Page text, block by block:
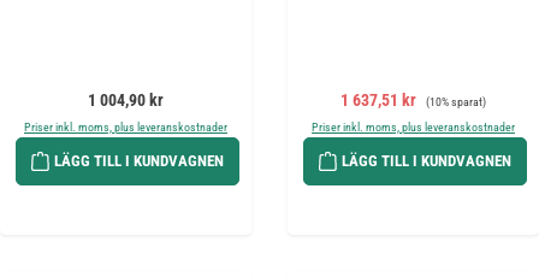
Ordinarie pris:
1 004,90 kr
Priser inkl. moms, plus leveranskostnader
LÄGG TILL I KUNDVAGNEN
Försäljningspris:
1 637,51 kr Ordinarie pris:
(10% sparat)
Priser inkl. moms, plus leveranskostnader
LÄGG TILL I KUNDVAGNEN